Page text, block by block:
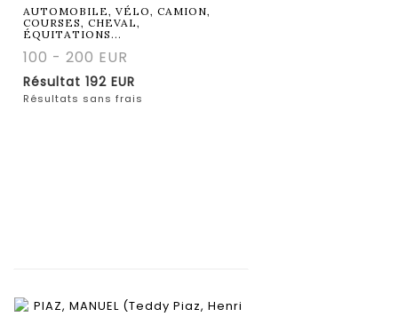
AUTOMOBILE, VÉLO, CAMION,
COURSES, CHEVAL,
ÉQUITATIONS...
100 - 200 EUR
Résultat 192 EUR
Résultats sans frais